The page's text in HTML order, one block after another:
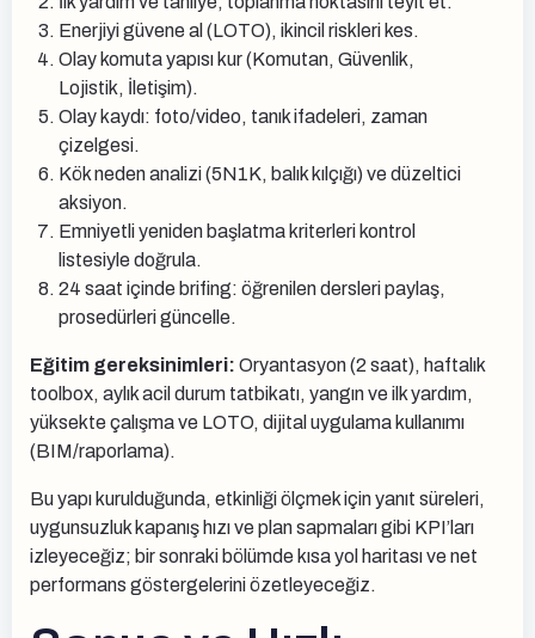
Enerjiyi güvene al (LOTO), ikincil riskleri kes.
Olay komuta yapısı kur (Komutan, Güvenlik,
Lojistik, İletişim).
Olay kaydı: foto/video, tanık ifadeleri, zaman
çizelgesi.
Kök neden analizi (5N1K, balık kılçığı) ve düzeltici
aksiyon.
Emniyetli yeniden başlatma kriterleri kontrol
listesiyle doğrula.
24 saat içinde brifing: öğrenilen dersleri paylaş,
prosedürleri güncelle.
Eğitim gereksinimleri: Oryantasyon (2 saat), haftalık
toolbox, aylık acil durum tatbikatı, yangın ve ilk yardım,
yüksekte çalışma ve LOTO, dijital uygulama kullanımı
(BIM/raporlama).
Bu yapı kurulduğunda, etkinliği ölçmek için yanıt süreleri,
uygunsuzluk kapanış hızı ve plan sapmaları gibi KPI’ları
izleyeceğiz; bir sonraki bölümde kısa yol haritası ve net
performans göstergelerini özetleyeceğiz.